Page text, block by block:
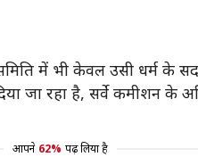
समिति में भी केवल उसी धर्म
जा रहा है, सर्वे कमीशन
आपने 62% पढ़ लिया है